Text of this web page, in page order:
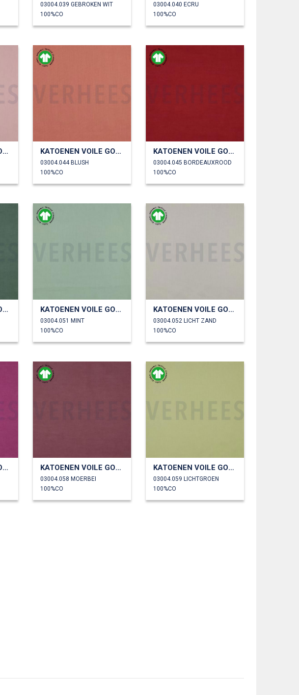
03004.039 GEBROKEN WIT
100%CO
03004.040 ECRU
100%CO
KATOENEN VOILE GOTS KATOENEN VOILE GOTS
03004.044 BLUSH
100%CO
KATOENEN VOILE GOTS
03004.045 BORDEAUXROOD
100%CO
KATOENEN VOILE GOTS KATOENEN VOILE GOTS
03004.051 MINT
100%CO
KATOENEN VOILE GOTS
03004.052 LICHT ZAND
100%CO
KATOENEN VOILE GOTS KATOENEN VOILE GOTS
03004.058 MOERBEI
100%CO
KATOENEN VOILE GOTS
03004.059 LICHTGROEN
100%CO